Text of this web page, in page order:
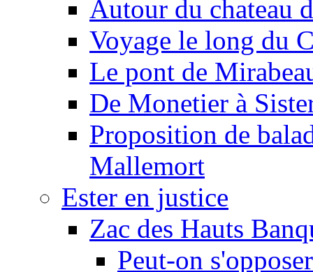
Autour du chateau
Voyage le long du
Le pont de
De Monetier à
Proposition de
Mallemort
Ester en justice
Zac des Hauts
Peut-on